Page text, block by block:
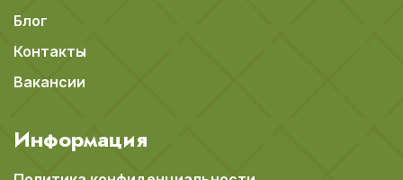
Блог
Контакты
Вакансии
Информация